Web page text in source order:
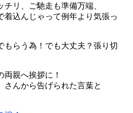
リ、ご馳走も準備万端、
着込んじゃって例年より気張っ
もらう為！でも大丈夫？張り切
親へ挨拶に！
さんから告げられた言葉と